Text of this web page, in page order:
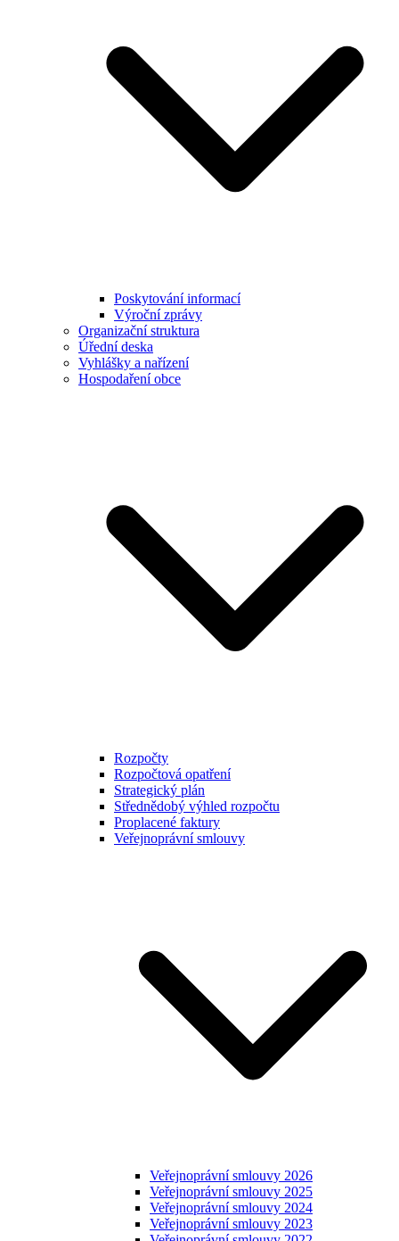
Poskytování informací
Výroční zprávy
Organizační struktura
Úřední deska
Vyhlášky a nařízení
Hospodaření obce
Rozpočty
Rozpočtová opatření
Strategický plán
Střednědobý výhled rozpočtu
Proplacené faktury
Veřejnoprávní smlouvy
Veřejnoprávní smlouvy 2026
Veřejnoprávní smlouvy 2025
Veřejnoprávní smlouvy 2024
Veřejnoprávní smlouvy 2023